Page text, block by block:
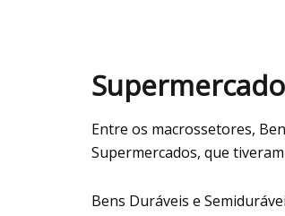
Entre os macrossetores,
Supermercados, que
Bens Duráveis e